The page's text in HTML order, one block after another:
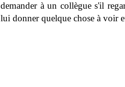
demander à un collègue s'il
lui donner quelque chose à voir